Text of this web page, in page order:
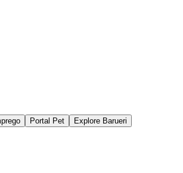
Portal Pet
Explore Barueri